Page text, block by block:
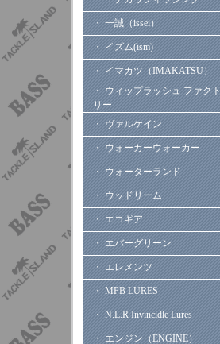
・ 一誠（issei）
・ イズム(ism)
・ イマカツ（IMAKATSU）
・ ウィップラッシュ ファクト
リー
・ ヴァルケイン
・ ウォーカーウォーカー
・ ウォーターランド
・ ウッドリーム
・ エコギア
・ エバーグリーン
・ エレメンツ
・ MPB LURES
・ N.L.R Invincidle Lures
・ エンジン（ENGINE）